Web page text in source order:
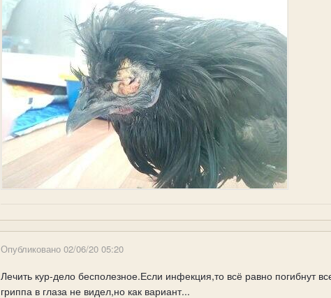
Опубликовано 02/06/20 05:20
Лечить кур-дело бесполезное.Если инфекция,то всё равно погибнут
гриппа в глаза не видел,но как вариант...